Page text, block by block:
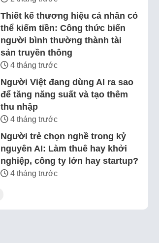
Thiết kế thương hiệu cá nhân có
thể kiếm tiền: Công thức biến
người bình thường thành tài
sản truyền thông
4 tháng trước
Người Việt đang dùng AI ra sao
để tăng năng suất và tạo thêm
thu nhập
4 tháng trước
Người trẻ chọn nghề trong kỷ
nguyên AI: Làm thuê hay khởi
nghiệp, công ty lớn hay startup?
4 tháng trước